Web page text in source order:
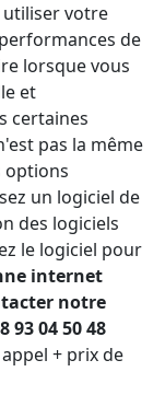
utiliser votre
de
lorsque vous
et
certaines
pas la même
options
un logiciel de
des logiciels
le logiciel pour
internet
notre
04 50 48
+ prix de